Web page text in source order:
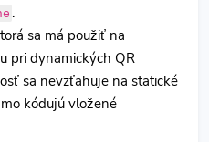
.
sa má použiť na
pri dynamických QR
sa nevzťahuje na statické
kódujú vložené